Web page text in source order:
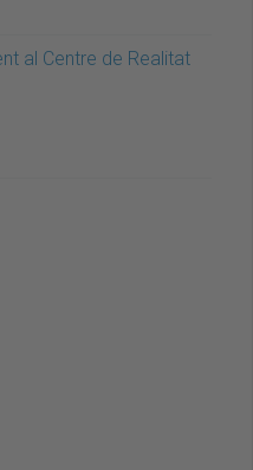
al Centre de Realitat